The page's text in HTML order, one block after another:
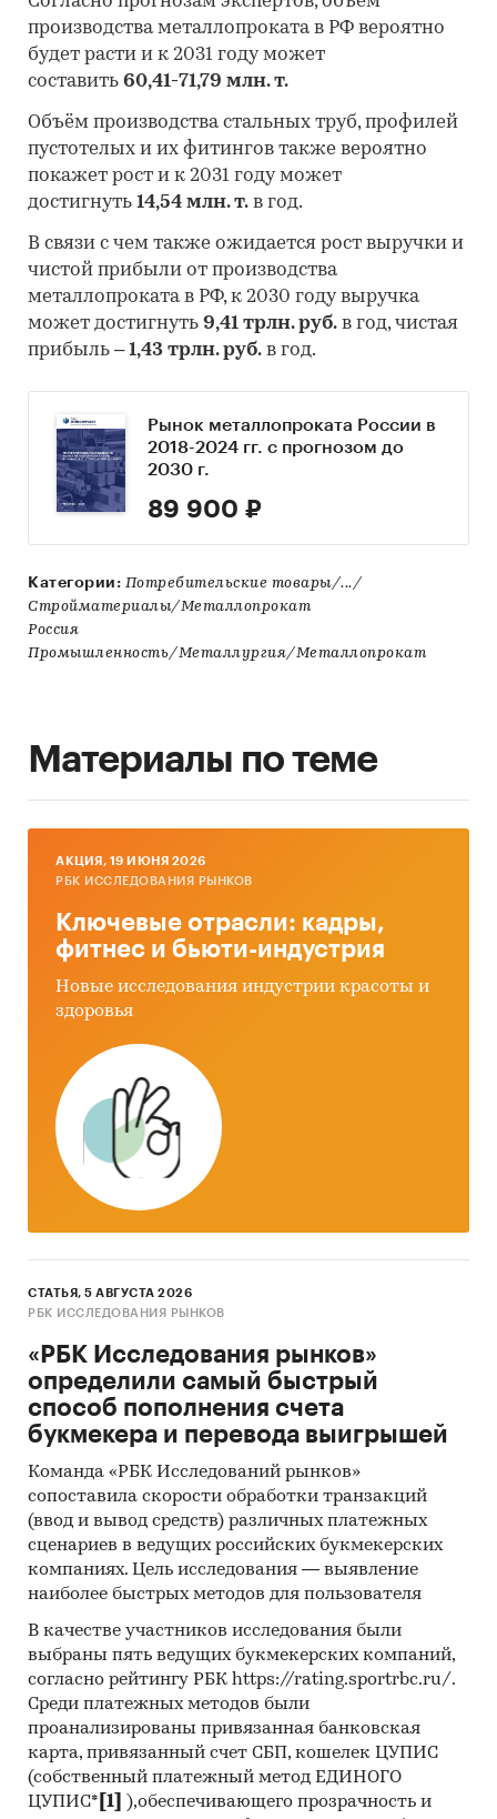
производства металлопроката в РФ вероятно
будет расти и к 2031 году может
составить 60,41-71,79 млн. т.
Объём производства стальных труб, профилей
пустотелых и их фитингов также вероятно
покажет рост и к 2031 году может
достигнуть 14,54 млн. т. в год.
В связи с чем также ожидается рост выручки и
чистой прибыли от производства
металлопроката в РФ, к 2030 году выручка
может достигнуть 9,41 трлн. руб. в год, чистая
прибыль –1,43 трлн. руб. в год.
Рынок металлопроката России в
2018-2024 гг. с прогнозом до
2030 г.
89 900 ₽
Категории: Потребительские товары/.../
Стройматериалы/Металлопрокат
Россия
Промышленность/Металлургия/Металлопрокат
Материалы по теме
AКЦИЯ, 19 ИЮНЯ 2026
РБК ИССЛЕДОВАНИЯ РЫНКОВ
Ключевые отрасли: кадры,
фитнес и бьюти-индустрия
Новые исследования индустрии красоты и
здоровья
СТАТЬЯ, 5 АВГУСТА 2026
РБК ИССЛЕДОВАНИЯ РЫНКОВ
«РБК Исследования рынков»
определили самый быстрый
способ пополнения счета
букмекера и перевода выигрышей
Команда «РБК Исследований рынков»
сопоставила скорости обработки транзакций
(ввод и вывод средств) различных платежных
сценариев в ведущих российских букмекерских
компаниях. Цель исследования — выявление
наиболее быстрых методов для пользователя
В качестве участников исследования были
выбраны пять ведущих букмекерских компаний,
согласно рейтингу РБК https://rating.sportrbc.ru/.
Среди платежных методов были
проанализированы привязанная банковская
карта, привязанный счет СБП, кошелек ЦУПИС
(собственный платежный метод ЕДИНОГО
ЦУПИС* [1]
),обеспечивающего прозрачность и